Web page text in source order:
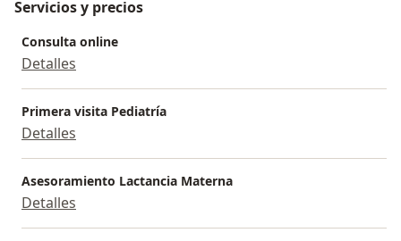
Servicios y precios
Consulta online
Detalles
Primera visita Pediatría
Detalles
Asesoramiento Lactancia Materna
Detalles